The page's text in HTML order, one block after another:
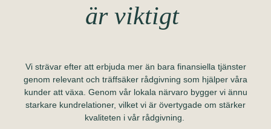
är viktigt
Vi strävar efter att erbjuda mer än bara finansiella tjänster
genom relevant och träffsäker rådgivning som hjälper våra
kunder att växa. Genom vår lokala närvaro bygger vi ännu
starkare kundrelationer, vilket vi är övertygade om stärker
kvaliteten i vår rådgivning.